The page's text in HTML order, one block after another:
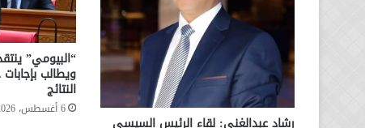
رشاد عبدالغني: لقاء الرئيس السيسي
“البيومي”
ويطالب
النتائج
6 أغسطس، 2026